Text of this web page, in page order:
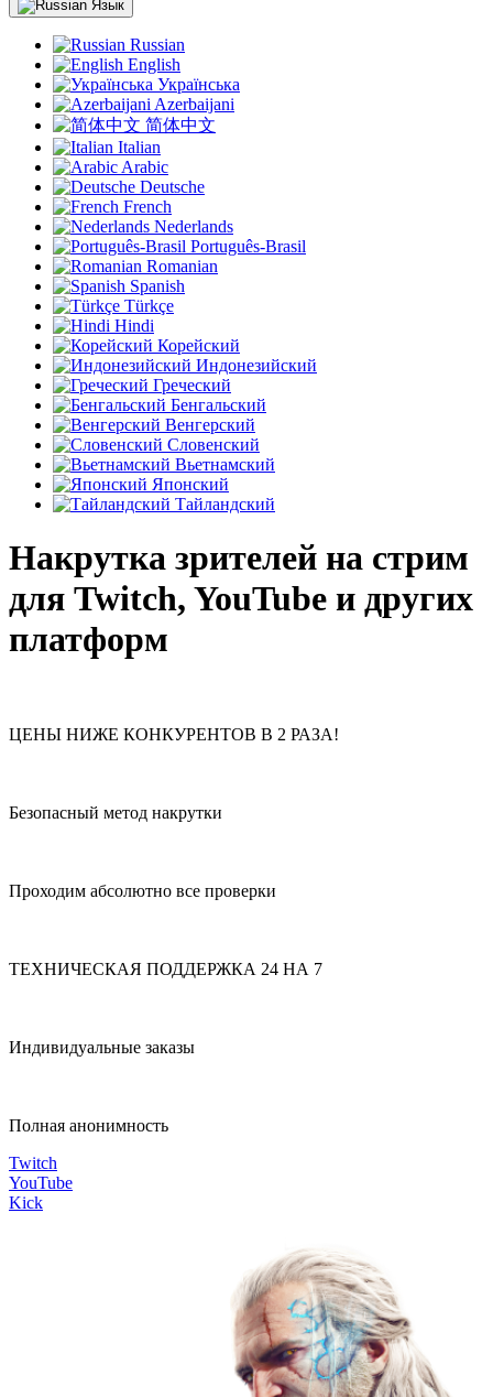
Язык
Russian
English
Українська
Azerbaijani
简体中文
Italian
Arabic
Deutsche
French
Nederlands
Português-Brasil
Romanian
Spanish
Türkçe
Hindi
Корейский
Индонезийский
Греческий
Бенгальский
Венгерский
Словенский
Вьетнамский
Японский
Тайландский
Накрутка зрителей на стрим
для Twitch, YouTube и других
платформ
ЦЕНЫ НИЖЕ КОНКУРЕНТОВ В 2 РАЗА!
Безопасный метод накрутки
Проходим абсолютно все проверки
ТЕХНИЧЕСКАЯ ПОДДЕРЖКА 24 НА 7
Индивидуальные заказы
Полная анонимность
Twitch
YouTube
Kick